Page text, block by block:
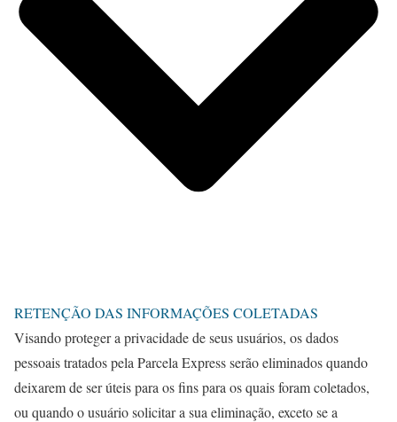
RETENÇÃO DAS INFORMAÇÕES COLETADAS
Visando proteger a privacidade de seus usuários, os dados
pessoais tratados pela Parcela Express serão eliminados quando
deixarem de ser úteis para os fins para os quais foram coletados,
ou quando o usuário solicitar a sua eliminação, exceto se a